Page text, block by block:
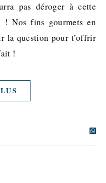
pas déroger à cette
Nos fins gourmets en
la question pour t’offrir
!